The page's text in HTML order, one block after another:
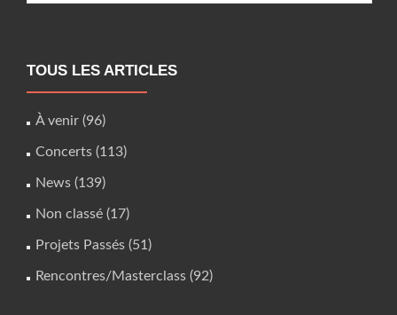
TOUS LES ARTICLES
À venir (96)
Concerts (113)
News (139)
Non classé (17)
Projets Passés (51)
Rencontres/Masterclass (92)